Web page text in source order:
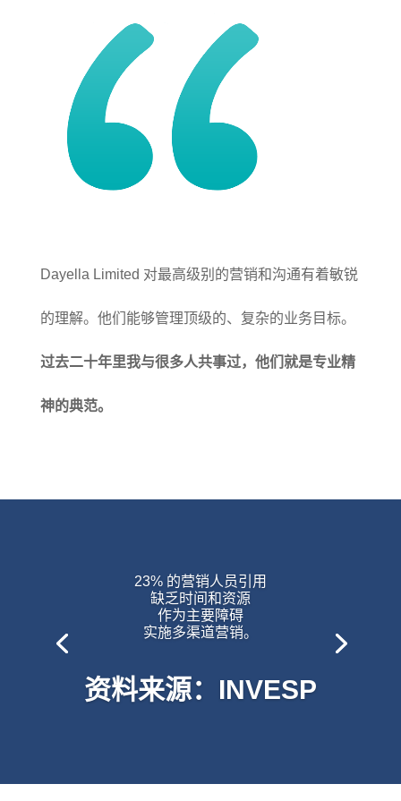
Dayella Limited 对最高级别的营销和沟通有着敏锐
的理解。他们能够管理顶级的、复杂的业务目标。
过去二十年里我与很多人共事过，他们就是专业精
神的典范。
23% 的营销人员引用
缺乏时间和资源
作为主要障碍
实施多渠道营销。
资料来源：INVESP